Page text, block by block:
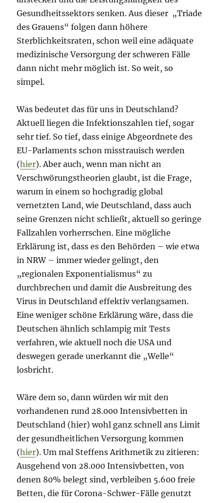
Gesundheitssektors senken. Aus dieser „Triade
des Grauens“ folgen dann höhere
Sterblichkeitsraten, schon weil eine adäquate
medizinische Versorgung der schweren Fälle
dann nicht mehr möglich ist. So weit, so
simpel.
Was bedeutet das für uns in Deutschland?
Aktuell liegen die Infektionszahlen tief, sogar
sehr tief. So tief, dass einige Abgeordnete des
EU-Parlaments schon misstrauisch werden
(hier). Aber auch, wenn man nicht an
Verschwörungstheorien glaubt, ist die Frage,
warum in einem so hochgradig global
vernetzten Land, wie Deutschland, dass auch
seine Grenzen nicht schließt, aktuell so geringe
Fallzahlen vorherrschen. Eine mögliche
Erklärung ist, dass es den Behörden – wie etwa
in NRW – immer wieder gelingt, den
„regionalen Exponentialismus“ zu
durchbrechen und damit die Ausbreitung des
Virus in Deutschland effektiv verlangsamen.
Eine weniger schöne Erklärung wäre, dass die
Deutschen ähnlich schlampig mit Tests
verfahren, wie aktuell noch die USA und
deswegen gerade unerkannt die „Welle“
losbricht.
Wäre dem so, dann würden wir mit den
vorhandenen rund 28.000 Intensivbetten in
Deutschland (hier) wohl ganz schnell ans Limit
der gesundheitlichen Versorgung kommen
(hier). Um mal Steffens Arithmetik zu zitieren:
Ausgehend von 28.000 Intensivbetten, von
denen 80% belegt sind, verbleiben 5.600 freie
Betten, die für Corona-Schwer-Fälle genutzt